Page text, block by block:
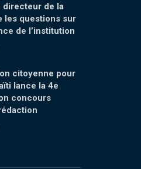
directeur de la
les questions sur
de l’institution
citoyenne pour
lance la 4e
concours